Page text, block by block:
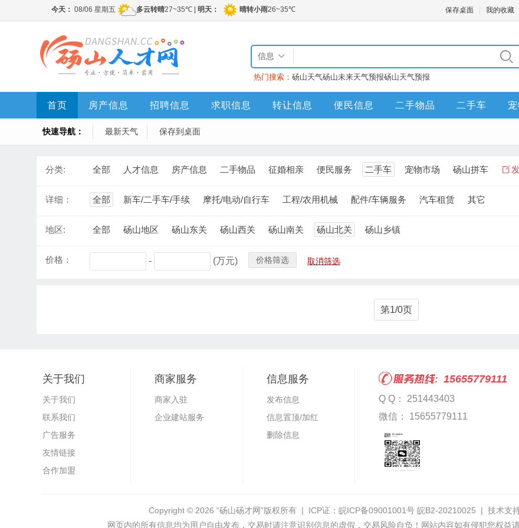
保存桌面 我的收藏
信息
热门搜索： 砀山天气砀山未来天气预报砀山天气预报
首页 房产信息 招聘信息 求职信息 转让信息 便民信息 二手物品 二手车
快速导航： 最新天气 保存到桌面
分类: 全部 人才信息 房产信息 二手物品 征婚相亲 便民服务 二手车 宠物市场 砀山拼车
详细： 全部 新车/二手车/手续 摩托/电动/自行车 工程/农用机械 配件/车辆服务 汽车租赁 其它
地区: 全部 砀山地区 砀山东关 砀山西关 砀山南关 砀山北关 砀山乡镇
价格： - (万元) 价格筛选 取消筛选
第1/0页
关于我们
关于我们
联系我们
广告服务
友情链接
合作加盟
商家服务
商家入驻
企业建站服务
信息服务
发布信息
信息置顶/加红
删除信息
15655779111
Q Q： 251443403
微信： 15655779111
Copyright © 2026 “砀山砀才网”版权所有 | ICP证： 皖ICP备09001001号 皖B2-20210025 | 技术支持
网页内的所有信息均为用户自由发布，交易时请注意识别信息的虚假，交易风险自负！网站内容如有侵犯您权益